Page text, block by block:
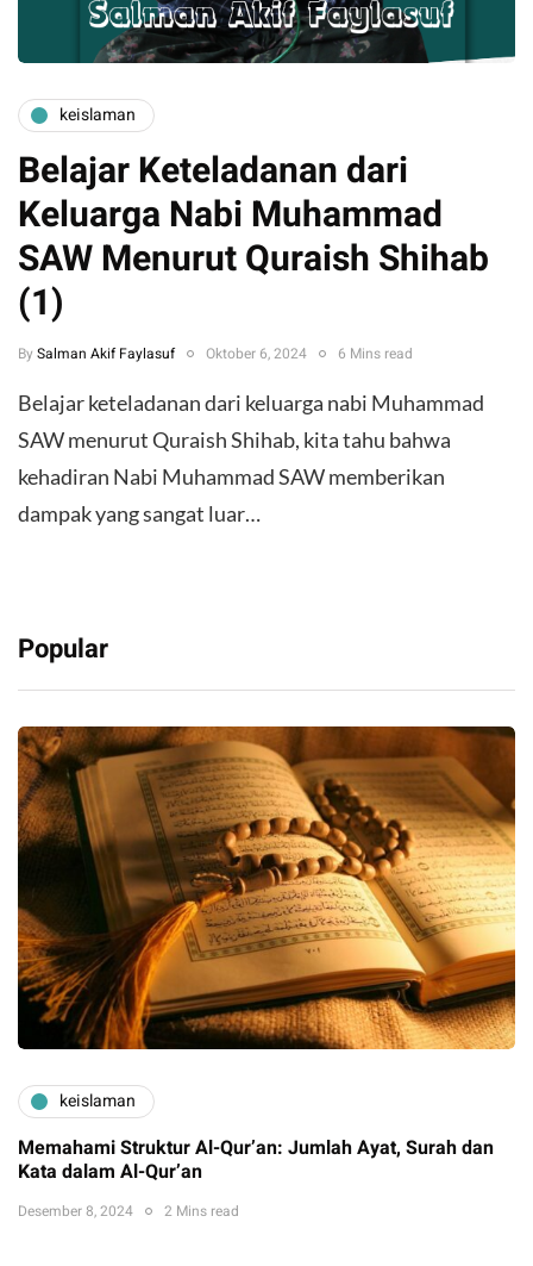
keislaman
Belajar Keteladanan dari
Keluarga Nabi Muhammad
SAW Menurut Quraish Shihab
(1)
By Salman Akif Faylasuf Oktober 6, 2024 6 Mins read
Belajar keteladanan dari keluarga nabi Muhammad
SAW menurut Quraish Shihab, kita tahu bahwa
kehadiran Nabi Muhammad SAW memberikan
dampak yang sangat luar…
Popular
keislaman
Memahami Struktur Al-Qur’an: Jumlah Ayat, Surah dan
Kata dalam Al-Qur’an
Desember 8, 2024 2 Mins read